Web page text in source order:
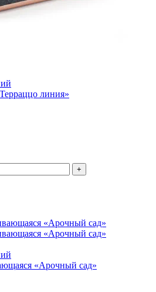
линия»
«Арочный сад»